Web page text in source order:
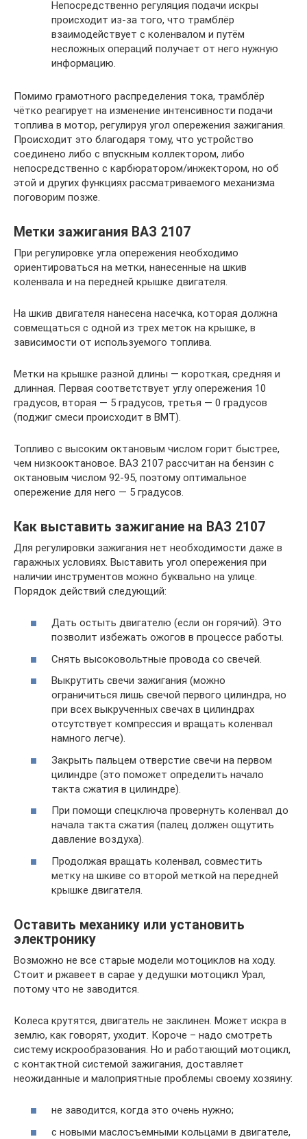
Непосредственно регуляция подачи искры
происходит из-за того, что трамблёр
взаимодействует с коленвалом и путём
несложных операций получает от него нужную
информацию.
Помимо грамотного распределения тока, трамблёр
чётко реагирует на изменение интенсивности подачи
топлива в мотор, регулируя угол опережения зажигания.
Происходит это благодаря тому, что устройство
соединено либо с впускным коллектором, либо
непосредственно с карбюратором/инжектором, но об
этой и других функциях рассматриваемого механизма
поговорим позже.
Метки зажигания ВАЗ 2107
При регулировке угла опережения необходимо
ориентироваться на метки, нанесенные на шкив
коленвала и на передней крышке двигателя.
На шкив двигателя нанесена насечка, которая должна
совмещаться с одной из трех меток на крышке, в
зависимости от используемого топлива.
Метки на крышке разной длины — короткая, средняя и
длинная. Первая соответствует углу опережения 10
градусов, вторая — 5 градусов, третья — 0 градусов
(поджиг смеси происходит в ВМТ).
Топливо с высоким октановым числом горит быстрее,
чем низкооктановое. ВАЗ 2107 рассчитан на бензин с
октановым числом 92-95, поэтому оптимальное
опережение для него — 5 градусов.
Как выставить зажигание на ВАЗ 2107
Для регулировки зажигания нет необходимости даже в
гаражных условиях. Выставить угол опережения при
наличии инструментов можно буквально на улице.
Порядок действий следующий:
Дать остыть двигателю (если он горячий). Это
позволит избежать ожогов в процессе работы.
Снять высоковольтные провода со свечей.
Выкрутить свечи зажигания (можно
ограничиться лишь свечой первого цилиндра, но
при всех выкрученных свечах в цилиндрах
отсутствует компрессия и вращать коленвал
намного легче).
Закрыть пальцем отверстие свечи на первом
цилиндре (это поможет определить начало
такта сжатия в цилиндре).
При помощи спецключа провернуть коленвал до
начала такта сжатия (палец должен ощутить
давление воздуха).
Продолжая вращать коленвал, совместить
метку на шкиве со второй меткой на передней
крышке двигателя.
Оставить механику или установить
электронику
Возможно не все старые модели мотоциклов на ходу.
Стоит и ржавеет в сарае у дедушки мотоцикл Урал,
потому что не заводится.
Колеса крутятся, двигатель не заклинен. Может искра в
землю, как говорят, уходит. Короче – надо смотреть
систему искрообразования. Но и работающий мотоцикл,
с контактной системой зажигания, доставляет
неожиданные и малоприятные проблемы своему хозяину:
не заводится, когда это очень нужно;
с новыми маслосъемными кольцами в двигателе,